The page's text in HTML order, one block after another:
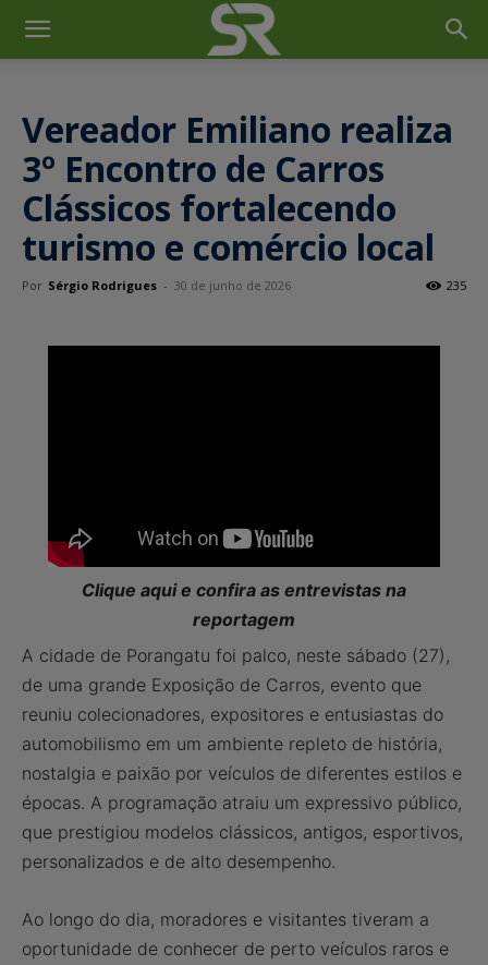
Vereador Emiliano realiza
3º Encontro de Carros
Clássicos fortalecendo
turismo e comércio local
Por Sérgio Rodrigues - 30 de junho de 2026 235
Clique aqui e confira as entrevistas na
reportagem
A cidade de Porangatu foi palco, neste sábado (27),
de uma grande Exposição de Carros, evento que
reuniu colecionadores, expositores e entusiastas do
automobilismo em um ambiente repleto de história,
nostalgia e paixão por veículos de diferentes estilos e
épocas. A programação atraiu um expressivo público,
que prestigiou modelos clássicos, antigos, esportivos,
personalizados e de alto desempenho.
Ao longo do dia, moradores e visitantes tiveram a
oportunidade de conhecer de perto veículos raros e